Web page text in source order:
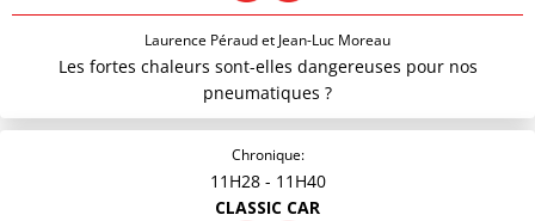
Laurence Péraud et Jean-Luc Moreau
Les fortes chaleurs sont-elles dangereuses pour nos
pneumatiques ?
Chronique:
11H28 - 11H40
CLASSIC CAR